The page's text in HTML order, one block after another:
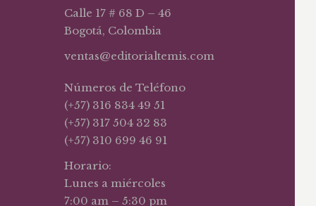
Calle 17 # 68 D – 46
Bogotá, Colombia
ventas@editorialtemis.com
Números de Teléfono
(+57) 316 834 49 51
(+57) 317 504 32 83
(+57) 310 699 46 91
Horario:
Lunes a miércoles
7:00 am – 5:30 pm